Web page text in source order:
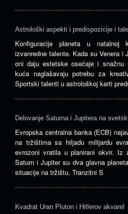
Astrološki aspekti i predispozicije i
Konfiguracije planeta u
izvanredne talente. Kada su Venera i
oni daju estetske osećaje i
kuća naglašavaju potrebu za
Sportski talenti u astrološkoj karti
Delovanje Saturna i Jupitera na
Evropska centralna banka (ECB)
na tržištima sa hiljadu milijardu
evrozoni vratila u planirani okvir. Iz
Saturn i Jupiter su dva glavna
situacije na tržištu. Tranzitni S
Kvadrat Uran Pluton i Hitlerov akvarel